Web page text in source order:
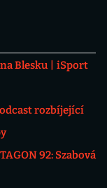
Blesku
iSport
rozbíjející
92: Szabová